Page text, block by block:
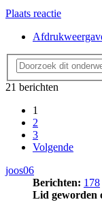
Plaats reactie
21 berichten
1
2
3
Volgende
joos06
Berichten: 178
Lid geworden